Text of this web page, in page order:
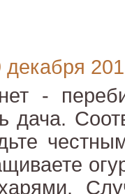
декабря
-
дача.